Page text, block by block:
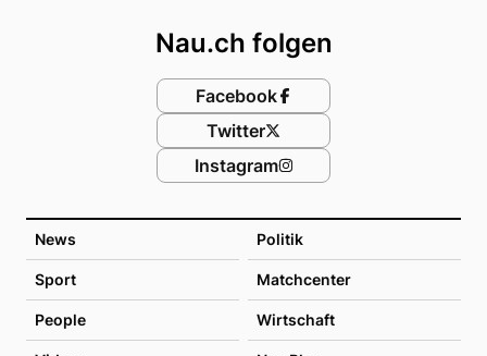
News Politik
Sport Matchcenter
People Wirtschaft
Nau.ch folgen
Facebook
Twitter
Instagram